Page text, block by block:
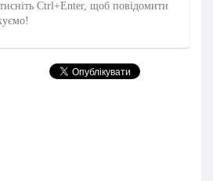
Ctrl+Enter, щоб повідомити